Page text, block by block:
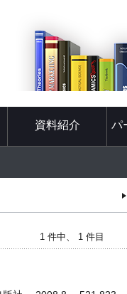
資料紹介 パ
1 件中、 1 件目